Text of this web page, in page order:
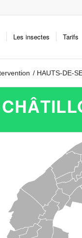
Les insectes Tarifs
/ HAUTS-DE-